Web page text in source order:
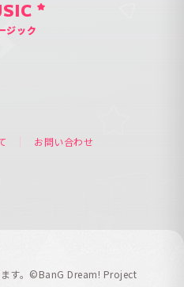
ジック
お問い合わせ
す。 ©BanG Dream! Project